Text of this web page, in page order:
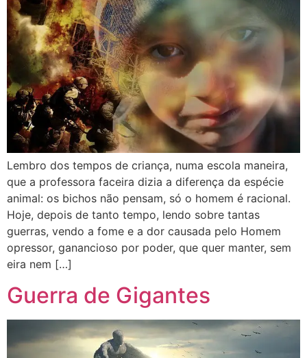
Lembro dos tempos de criança, numa escola maneira,
que a professora faceira dizia a diferença da espécie
animal: os bichos não pensam, só o homem é racional.
Hoje, depois de tanto tempo, lendo sobre tantas
guerras, vendo a fome e a dor causada pelo Homem
opressor, ganancioso por poder, que quer manter, sem
eira nem […]
Guerra de Gigantes